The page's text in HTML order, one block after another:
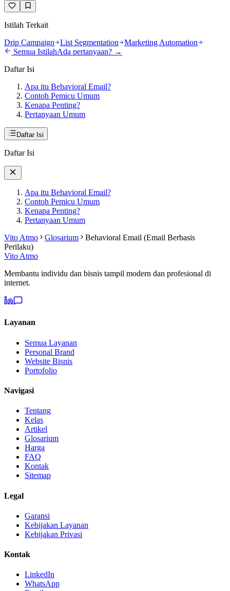
Istilah Terkait
Drip Campaign
List Segmentation
Marketing Automation
Semua IstilahAda pertanyaan? →
Daftar Isi
Apa itu Behavioral Email?
Contoh Pemicu Umum
Kenapa Penting?
Pertanyaan Umum
Daftar Isi
Daftar Isi
Apa itu Behavioral Email?
Contoh Pemicu Umum
Kenapa Penting?
Pertanyaan Umum
Vito Atmo
Glosarium
Behavioral Email (Email Berbasis
Perilaku)
Vito Atmo
Membantu individu dan bisnis tampil modern dan profesional di
internet.
Layanan
Semua Layanan
Personal Brand
Website Bisnis
Portofolio
Navigasi
Tentang
Kelas
Artikel
Glosarium
Harga
FAQ
Kontak
Sitemap
Legal
Garansi
Kebijakan Layanan
Kebijakan Privasi
Kontak
LinkedIn
WhatsApp